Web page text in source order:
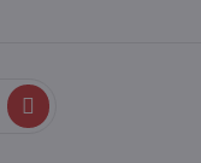
Keresés